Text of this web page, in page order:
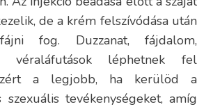
de a krém felszívódása után
fog. Duzzanat, fájdalom,
véraláfutások léphetnek fel
a legjobb, ha kerülöd a
szexuális tevékenységeket, amíg